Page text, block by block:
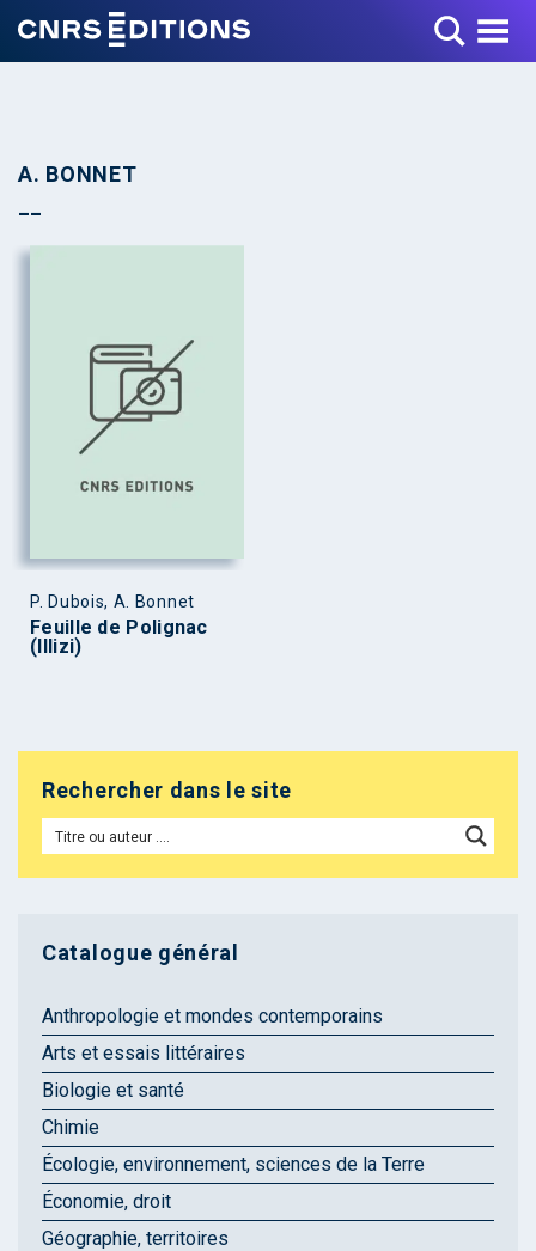
Toggle Menu
A. BONNET
P. Dubois, A. Bonnet
Feuille de Polignac
(Illizi)
Rechercher dans le site
Catalogue général
Anthropologie et mondes contemporains
Arts et essais littéraires
Biologie et santé
Chimie
Écologie, environnement, sciences de la Terre
Économie, droit
Géographie, territoires